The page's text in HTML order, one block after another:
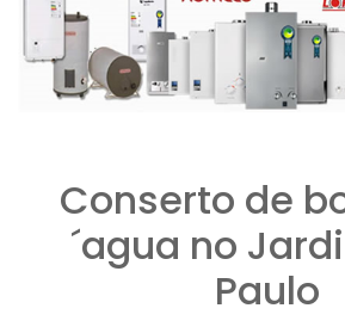
Conserto de
´agua no
Paulo